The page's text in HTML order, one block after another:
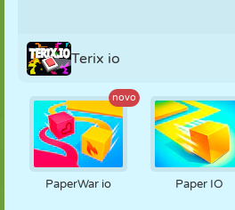
Terix io
novo
PaperWar io Paper IO